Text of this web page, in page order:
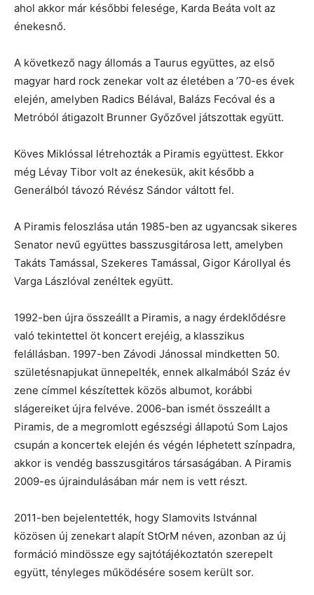
ahol akkor már későbbi felesége, Karda Beáta volt az
énekesnő.
A következő nagy állomás a Taurus együttes, az első
magyar hard rock zenekar volt az életében a ’70-es évek
elején, amelyben Radics Bélával, Balázs Fecóval és a
Metróból átigazolt Brunner Győzővel játszottak együtt.
Köves Miklóssal létrehozták a Piramis együttest. Ekkor
még Lévay Tibor volt az énekesük, akit később a
Generálból távozó Révész Sándor váltott fel.
A Piramis feloszlása után 1985-ben az ugyancsak sikeres
Senator nevű együttes basszusgitárosa lett, amelyben
Takáts Tamással, Szekeres Tamással, Gigor Károllyal és
Varga Lászlóval zenéltek együtt.
1992-ben újra összeállt a Piramis, a nagy érdeklődésre
való tekintettel öt koncert erejéig, a klasszikus
felállásban. 1997-ben Závodi Jánossal mindketten 50.
születésnapjukat ünnepelték, ennek alkalmából Száz év
zene címmel készítettek közös albumot, korábbi
slágereiket újra felvéve. 2006-ban ismét összeállt a
Piramis, de a megromlott egészségi állapotú Som Lajos
csupán a koncertek elején és végén léphetett színpadra,
akkor is vendég basszusgitáros társaságában. A Piramis
2009-es újraindulásában már nem is vett részt.
2011-ben bejelentették, hogy Slamovits Istvánnal
közösen új zenekart alapít StOrM néven, azonban az új
formáció mindössze egy sajtótájékoztatón szerepelt
együtt, tényleges működésére sosem került sor.